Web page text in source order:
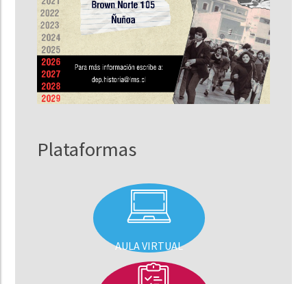
Plataformas
AULA VIRTUAL